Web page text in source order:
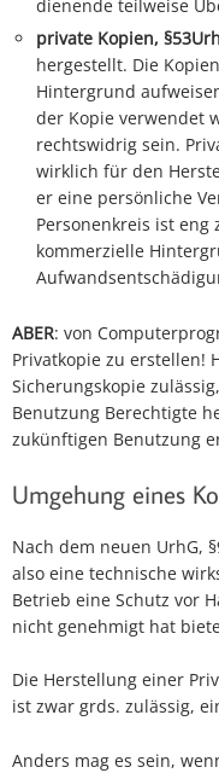
dienende teilweise
private Kopien,
hergestellt. Die
Hintergrund
der Kopie verwendet
rechtswidrig sein.
wirklich für den
er eine persönliche
Personenkreis ist eng
kommerzielle
ABER: von
Privatkopie zu erstellen!
Sicherungskopie
Benutzung Berechtigte
zukünftigen Benutzung
Umgehung eines
Nach dem neuen UrhG,
also eine technische
Betrieb eine Schutz vor
nicht genehmigt hat
Die Herstellung einer
ist zwar grds. zulässig,
Anders mag es sein,